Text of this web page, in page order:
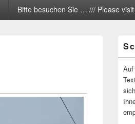
Bitte besuchen Sie … /// Please
Auf